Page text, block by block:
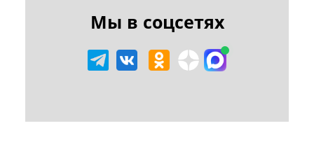
Мы в соцсетях